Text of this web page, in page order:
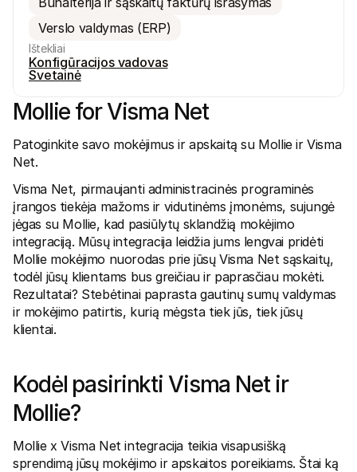
Verslo valdymas (ERP)
Ištekliai
Konfigūracijos vadovas
Svetainė
Mollie for Visma Net
Patoginkite savo mokėjimus ir apskaitą su Mollie ir Visma
Net.
Visma Net, pirmaujanti administracinės programinės
įrangos tiekėja mažoms ir vidutinėms įmonėms, sujungė
jėgas su Mollie, kad pasiūlytų sklandžią mokėjimo
integraciją. Mūsų integracija leidžia jums lengvai pridėti
Mollie mokėjimo nuorodas prie jūsų Visma Net sąskaitų,
todėl jūsų klientams bus greičiau ir paprasčiau mokėti.
Rezultatai? Stebėtinai paprasta gautinų sumų valdymas
ir mokėjimo patirtis, kurią mėgsta tiek jūs, tiek jūsų
klientai.
Kodėl pasirinkti Visma Net ir
Mollie?
Mollie x Visma Net integracija teikia visapusišką
sprendimą jūsų mokėjimo ir apskaitos poreikiams. Štai ką
Techniniai ištekliai
Atraskite kūrėjų išteklius ir naujienas
Bibliotekos
Integruokite Mollie su paruoštomis bibliotekomis
Discord bendruomenė
Prisijunkite prie mūsų programuotojų bendruomenės
Apie Mollie
Kainos
Peržiūrėkite mūsų kainas
Apie mus
Sužinokite daugiau apie mūsų
istoriją ir vertybes
Naujienos
Skaitykite Mollie naujienas
Karjeros
Ateikite dirbti pas mus – plečiame
Mollie
Sužinokite, kodėl Mollie yra jūsų banko išraše
Mollie klientams
Susisiekite su mūsų klientų aptarnavimo komanda
Susisiekite su pardavimais
Sužinokite, kaip galime padėti jūsų verslui